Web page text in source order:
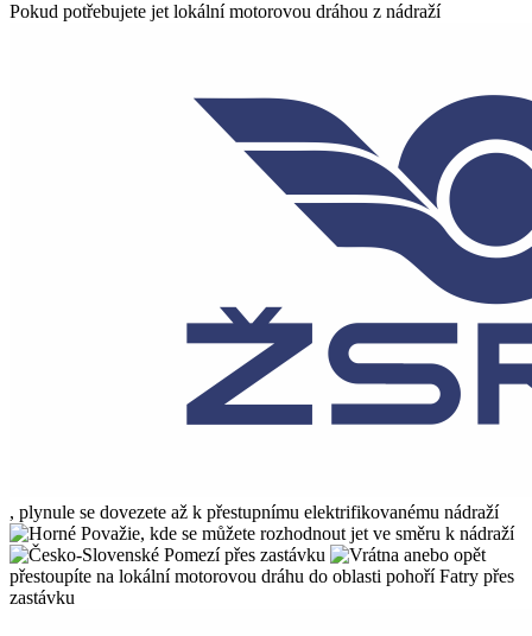
Pokud potřebujete jet lokální motorovou dráhou z nádraží
, plynule se dovezete až k přestupnímu elektrifikovanému nádraží
, kde se můžete rozhodnout jet ve směru k nádraží
přes zastávku
anebo opět
přestoupíte na lokální motorovou dráhu do oblasti pohoří Fatry přes
zastávku